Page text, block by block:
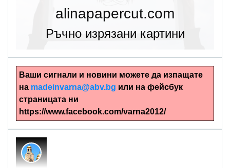
alinapapercut.com
Ръчно изрязани картини
Ваши сигнали и новини можете да изпащате
на madeinvarna@abv.bg или на фейсбук
страницата ни
https://www.facebook.com/varna2012/